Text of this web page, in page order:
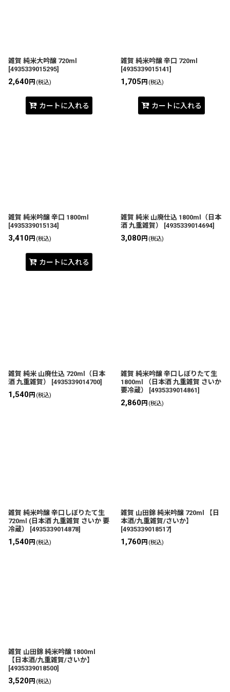
雑賀 純米大吟醸 720ml
[4935339015295]
2,640円 (税込)
カートに入れる
雑賀 純米吟醸 辛口 720ml
[4935339015141]
1,705円 (税込)
カートに入れる
雑賀 純米吟醸 辛口 1800ml
[4935339015134]
3,410円 (税込)
カートに入れる
雑賀 純米 山廃仕込 1800ml（日本
酒 九重雑賀）
[4935339014694]
3,080円 (税込)
雑賀 純米 山廃仕込 720ml（日本
酒 九重雑賀）
[4935339014700]
1,540円 (税込)
雑賀 純米吟醸 辛口しぼりたて生
1800ml （日本酒 九重雑賀 さいか
要冷蔵）
[4935339014861]
2,860円 (税込)
雑賀 純米吟醸 辛口しぼりたて生
720ml (日本酒 九重雑賀 さいか 要
冷蔵）
[4935339014878]
1,540円 (税込)
雑賀 山田錦 純米吟醸 720ml 【日
本酒/九重雑賀/さいか】
[4935339018517]
1,760円 (税込)
雑賀 山田錦 純米吟醸 1800ml
【日本酒/九重雑賀/さいか】
[4935339018500]
3,520円 (税込)